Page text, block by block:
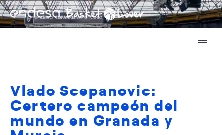
Vlado Scepanovic:
Certero campeón del
mundo en Granada y